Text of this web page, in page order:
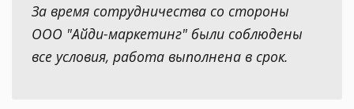
За время сотрудничества со стороны
ООО "Айди-маркетинг" были соблюдены
все условия, работа выполнена в срок.